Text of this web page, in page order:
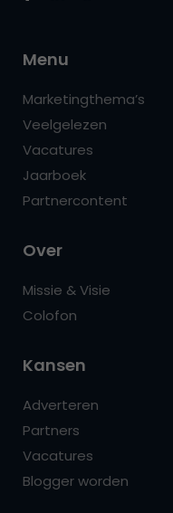
Menu
Marketingthema’s
Veelgelezen
Vacatures
Jaarboek
Partnercontent
Over
Missie & Visie
Colofon
Kansen
Adverteren
Partners
Vacatures
Blogger worden